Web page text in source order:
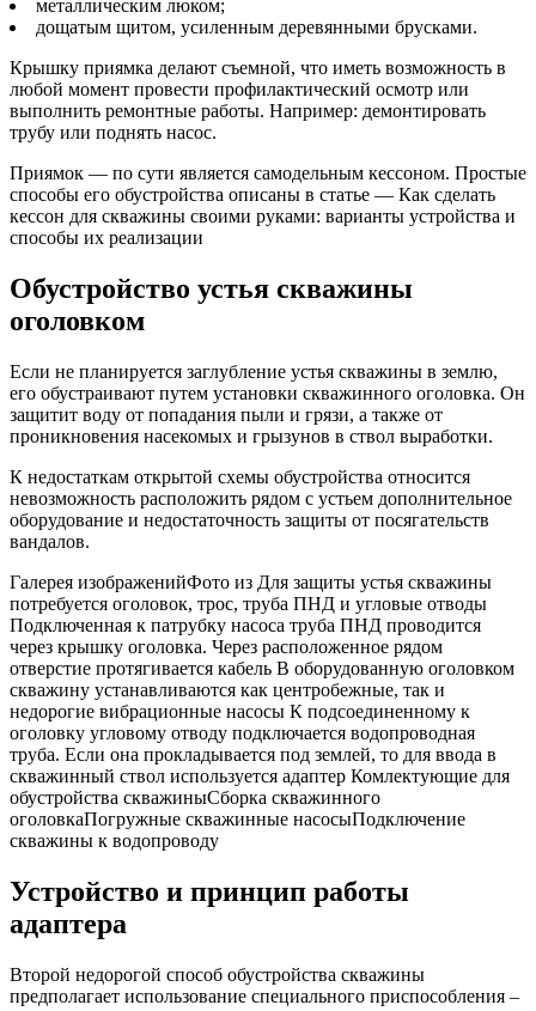
металлическим люком;
дощатым щитом, усиленным деревянными брусками.
Крышку приямка делают съемной, что иметь возможность в
любой момент провести профилактический осмотр или
выполнить ремонтные работы. Например: демонтировать
трубу или поднять насос.
Приямок — по сути является самодельным кессоном. Простые
способы его обустройства описаны в статье — Как сделать
кессон для скважины своими руками: варианты устройства и
способы их реализации
Обустройство устья скважины
оголовком
Если не планируется заглубление устья скважины в землю,
его обустраивают путем установки скважинного оголовка. Он
защитит воду от попадания пыли и грязи, а также от
проникновения насекомых и грызунов в ствол выработки.
К недостаткам открытой схемы обустройства относится
невозможность расположить рядом с устьем дополнительное
оборудование и недостаточность защиты от посягательств
вандалов.
Галерея изображенийФото из Для защиты устья скважины
потребуется оголовок, трос, труба ПНД и угловые отводы
Подключенная к патрубку насоса труба ПНД проводится
через крышку оголовка. Через расположенное рядом
отверстие протягивается кабель В оборудованную оголовком
скважину устанавливаются как центробежные, так и
недорогие вибрационные насосы К подсоединенному к
оголовку угловому отводу подключается водопроводная
труба. Если она прокладывается под землей, то для ввода в
скважинный ствол используется адаптер Комлектующие для
обустройства скважиныСборка скважинного
оголовкаПогружные скважинные насосыПодключение
скважины к водопроводу
Устройство и принцип работы
адаптера
Второй недорогой способ обустройства скважины
предполагает использование специального приспособления –